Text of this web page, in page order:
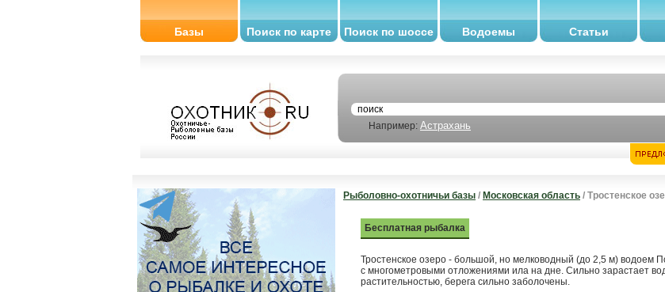
Базы Поиск по карте Поиск по шоссе Водоемы Статьи
Например: Астрахань
Рыболовно-охотничьи базы / Московская область / Тростенское
Бесплатная рыбалка
Тростенское озеро - большой, но мелководный (до 2,5 м) водоем
с многометровыми отложениями ила на дне. Сильно зарастает
растительностью, берега сильно заболочены.